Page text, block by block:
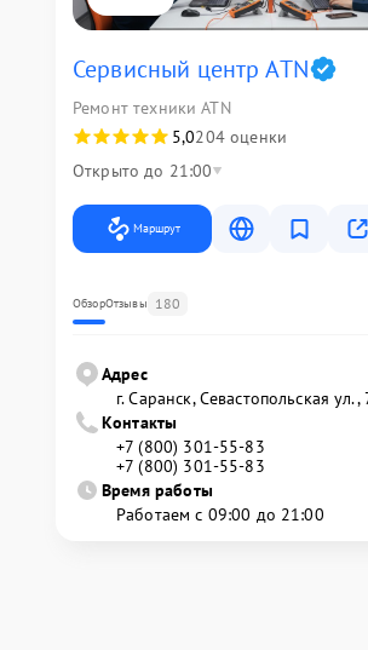
Сервисный центр ATN
Ремонт техники ATN
5,0204 оценки
Открыто до 21:00
Маршрут
ОбзорОтзывы 180
Адрес
г. Саранск, Севастопольская ул.,
Контакты
+7 (800) 301-55-83
+7 (800) 301-55-83
Время работы
Работаем с 09:00 до 21:00